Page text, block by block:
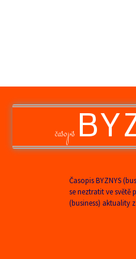
časopis
Časopis BYZNYS
se neztratit ve světě
(business) aktuality